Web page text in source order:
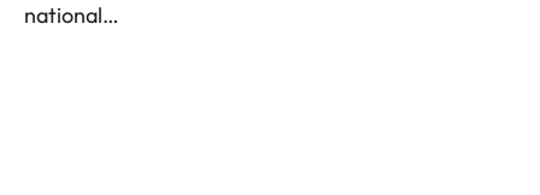
national…